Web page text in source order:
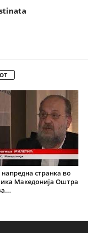
напредна странка во
Македонија Оштра